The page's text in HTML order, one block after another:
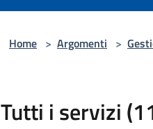
Home > Argomenti >
Tutti i servizi